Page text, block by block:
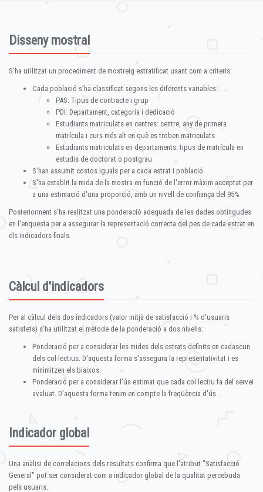
Disseny mostral
S'ha utilitzat un procediment de mostreig estratificat usant com a criteris:
Cada població s'ha classificat segons les diferents variables:
PAS: Tipus de contracte i grup
PDI: Departament, categoria i dedicació
Estudiants matriculats en centres: centre, any de primera
matrícula i curs més alt en què es troben matriculats
Estudiants matriculats en departaments: tipus de matrícula en
estudis de doctorat o postgrau
S'han assumit costos iguals per a cada estrat i població
S'ha establit la mida de la mostra en funció de l'error màxim acceptat per
a una estimació d'una proporció, amb un nivell de confiança del 95%
Posteriorment s'ha realitzat una ponderació adequada de les dades obtingudes
en l'enquesta per a assegurar la representació correcta del pes de cada estrat en
els indicadors finals.
Càlcul d'indicadors
Per al càlcul dels dos indicadors (valor mitjà de satisfacció i % d'usuaris
satisfets) s'ha utilitzat el mètode de la ponderació a dos nivells:
Ponderació per a considerar les mides dels estrats definits en cadascun
dels col·lectius. D'aquesta forma s'assegura la representativitat i es
minimitzen els biaixos.
Ponderació per a considerar l'ús estimat que cada col·lectiu fa del servei
avaluat. D'aquesta forma tenim en compte la freqüència d'ús.
Indicador global
Una anàlisi de correlacions dels resultats confirma que l'atribut "Satisfacció
General" pot ser considerat com a indicador global de la qualitat percebuda
pels usuaris.